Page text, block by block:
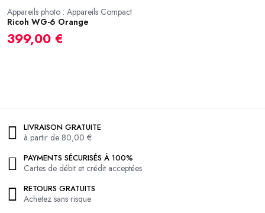
Appareils photo : Appareils Compact
Ricoh WG-6 Orange
399,00 €
LIVRAISON GRATUITE
à partir de 80,00 €
PAYMENTS SÉCURISÉS À 100%
Cartes de débit et crédit acceptées
RETOURS GRATUITS
Achetez sans risque